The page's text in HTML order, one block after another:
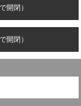
開閉）
開閉）